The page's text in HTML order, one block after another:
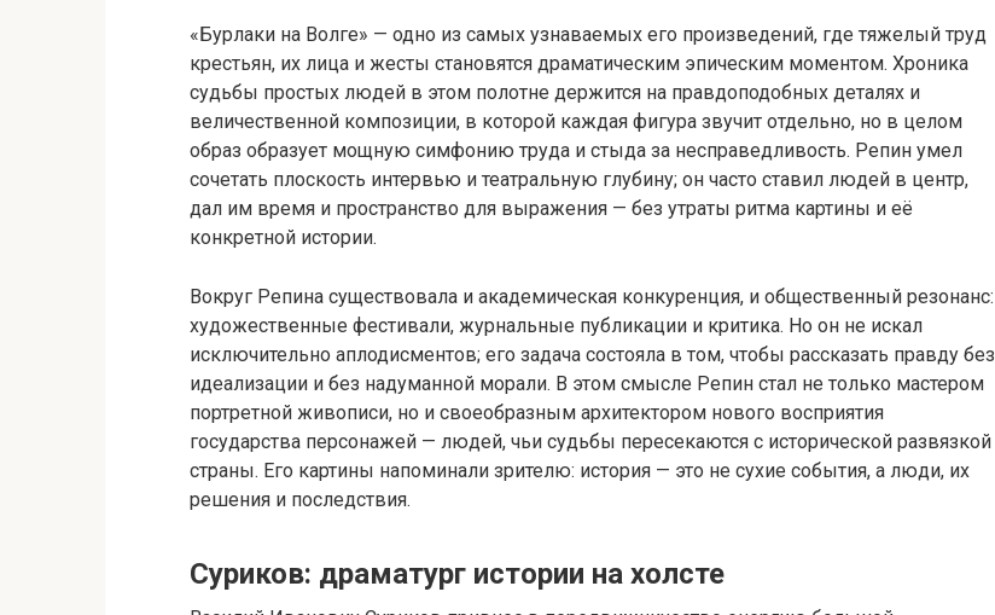
«Бурлаки на Волге» — одно из самых узнаваемых его произведений, где тяжелый труд
крестьян, их лица и жесты становятся драматическим эпическим моментом. Хроника
судьбы простых людей в этом полотне держится на правдоподобных деталях и
величественной композиции, в которой каждая фигура звучит отдельно, но в целом
образ образует мощную симфонию труда и стыда за несправедливость. Репин умел
сочетать плоскость интервью и театральную глубину; он часто ставил людей в центр,
дал им время и пространство для выражения — без утраты ритма картины и её
конкретной истории.
Вокруг Репина существовала и академическая конкуренция, и общественный резонанс:
художественные фестивали, журнальные публикации и критика. Но он не искал
исключительно аплодисментов; его задача состояла в том, чтобы рассказать правду без
идеализации и без надуманной морали. В этом смысле Репин стал не только мастером
портретной живописи, но и своеобразным архитектором нового восприятия
государства персонажей — людей, чьи судьбы пересекаются с исторической развязкой
страны. Его картины напоминали зрителю: история — это не сухие события, а люди, их
решения и последствия.
Суриков: драматург истории на холсте